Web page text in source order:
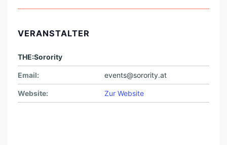
VERANSTALTER
THE:Sorority
Email: events@sorority.at
Website: Zur Website